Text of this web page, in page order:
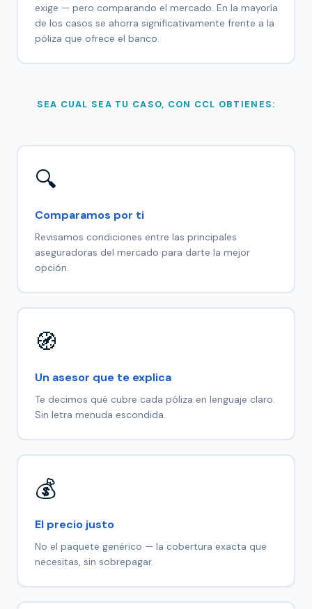
exige — pero comparando el mercado. En la mayoría
de los casos se ahorra significativamente frente a la
póliza que ofrece el banco.
SEA CUAL SEA TU CASO, CON CCL OBTIENES:
🔍
Comparamos por ti
Revisamos condiciones entre las principales
aseguradoras del mercado para darte la mejor
opción.
🧭
Un asesor que te explica
Te decimos qué cubre cada póliza en lenguaje claro.
Sin letra menuda escondida.
💰
El precio justo
No el paquete genérico — la cobertura exacta que
necesitas, sin sobrepagar.